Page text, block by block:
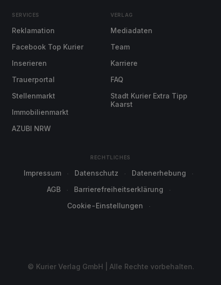
SERVICES
Reklamation
Facebook Top Kurier
Inserieren
Trauerportal
Stellenmarkt
Immobilienmarkt
AZUBI NRW
VERLAG
Mediadaten
Team
Karriere
FAQ
Stadt Kurier Extra Tipp
Kaarst
RECHTLICHES
Impressum Datenschutz
Datenerhebung
AGB
Barrierefreiheitserklärung
Cookie-Einstellungen
© Kurier Verlag GmbH | Alle Rechte vorbehalten.